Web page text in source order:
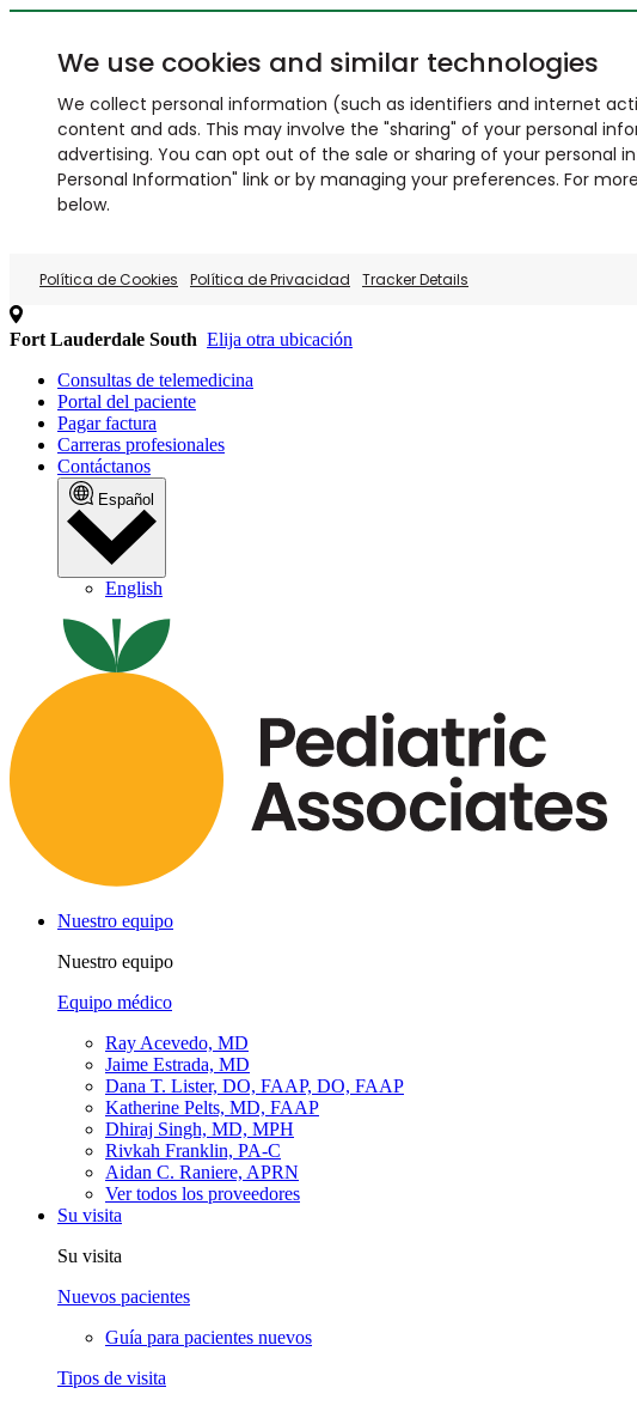
We use cookies and similar technologies
We collect personal information (such as identifiers and internet
content and ads. This may involve the "sharing" of your personal
advertising. You can opt out of the sale or sharing of your personal
Personal Information" link or by managing your preferences. For
below.
Política de Cookies Política de Privacidad Tracker Details
Fort Lauderdale South Elija otra ubicación
Consultas de telemedicina
Portal del paciente
Pagar factura
Carreras profesionales
Contáctanos
Español
English
Nuestro equipo
Nuestro equipo
Equipo médico
Ray Acevedo, MD
Jaime Estrada, MD
Dana T. Lister, DO, FAAP, DO, FAAP
Katherine Pelts, MD, FAAP
Dhiraj Singh, MD, MPH
Rivkah Franklin, PA-C
Aidan C. Raniere, APRN
Ver todos los proveedores
Su visita
Su visita
Nuevos pacientes
Guía para pacientes nuevos
Tipos de visita